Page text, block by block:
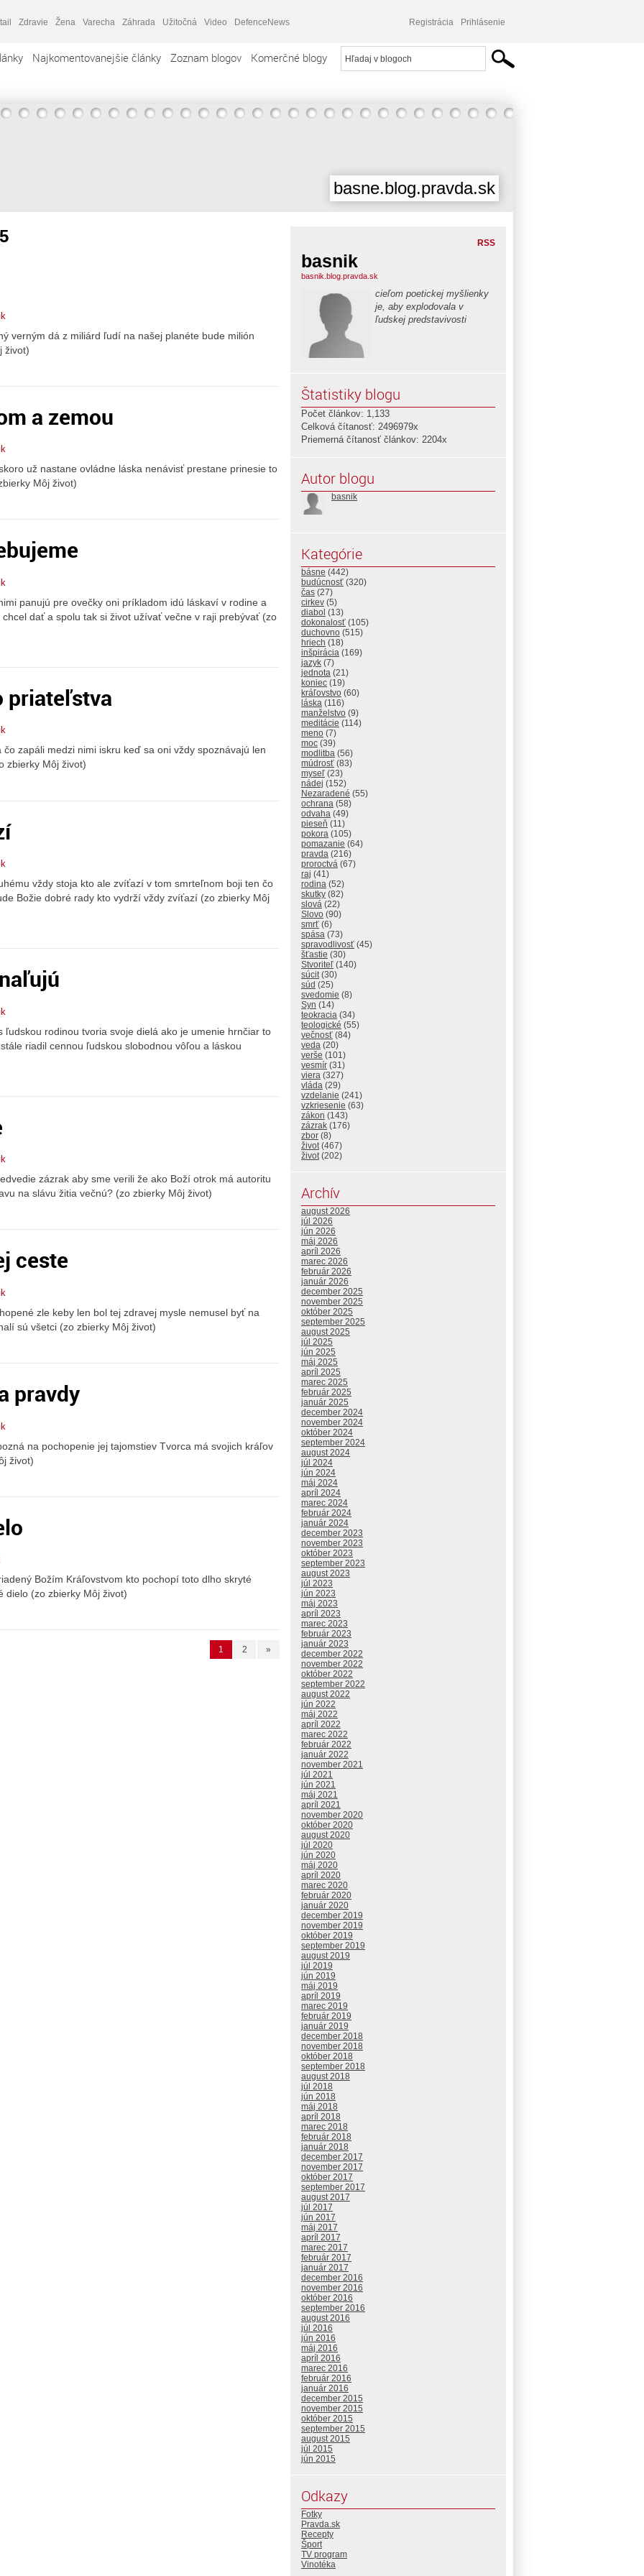
Zdravie Žena Varecha Záhrada Užitočná Video DefenceNews Registrácia Prihlásenie
Najkomentovanejšie články Zoznam blogov Komerčné blogy
basne.blog.pravda.sk
verným dá z miliárd ľudí na našej planéte bude milión
život)
a zemou
už nastane ovládne láska nenávisť prestane prinesie to
Môj život)
panujú pre ovečky oni príkladom idú láskaví v rodine a
dať a spolu tak si život užívať večne v raji prebývať (zo
priateľstva
zapáli medzi nimi iskru keď sa oni vždy spoznávajú len
zbierky Môj život)
vždy stoja kto ale zvíťazí v tom smrteľnom boji ten čo
Božie dobré rady kto vydrží vždy zvíťazí (zo zbierky Môj
rodinou tvoria svoje dielá ako je umenie hrnčiar to
riadil cennou ľudskou slobodnou vôľou a láskou
zázrak aby sme verili že ako Boží otrok má autoritu
na slávu žitia večnú? (zo zbierky Môj život)
ceste
zle keby len bol tej zdravej mysle nemusel byť na
sú všetci (zo zbierky Môj život)
pravdy
na pochopenie jej tajomstiev Tvorca má svojich kráľov
život)
Božím Kráľovstvom kto pochopí toto dlho skryté
dielo (zo zbierky Môj život)
1 2 »
RSS
basnik
basnik.blog.pravda.sk
cieľom poetickej myšlienky
je, aby explodovala v
ľudskej predstavivosti
Štatistiky blogu
Počet článkov: 1,133
Celková čítanosť: 2496979x
Priemerná čítanosť článkov: 2204x
Autor blogu
basnik
Kategórie
básne (442)
budúcnosť (320)
čas (27)
cirkev (5)
diabol (13)
dokonalosť (105)
duchovno (515)
hriech (18)
inšpirácia (169)
jazyk (7)
jednota (21)
koniec (19)
kráľovstvo (60)
láska (116)
manželstvo (9)
meditácie (114)
meno (7)
moc (39)
modlitba (56)
múdrosť (83)
myseľ (23)
nádej (152)
Nezaradené (55)
ochrana (58)
odvaha (49)
pieseň (11)
pokora (105)
pomazanie (64)
pravda (216)
proroctvá (67)
raj (41)
rodina (52)
skutky (82)
slová (22)
Slovo (90)
smrť (6)
spása (73)
spravodlivosť (45)
šťastie (30)
Stvoriteľ (140)
súcit(30)
súd (25)
svedomie (8)
Syn (14)
teokracia (34)
teologické (55)
večnosť (84)
veda (20)
verše (101)
vesmír (31)
viera (327)
vláda (29)
vzdelanie (241)
vzkriesenie (63)
zákon (143)
zázrak (176)
zbor (8)
život(467)
život(202)
Archív
august 2026
júl 2026
jún 2026
máj 2026
apríl 2026
marec 2026
február 2026
január 2026
december 2025
november 2025
október 2025
september 2025
august 2025
júl 2025
jún 2025
máj 2025
apríl 2025
marec 2025
február 2025
január 2025
december 2024
november 2024
október 2024
september 2024
august 2024
júl 2024
jún 2024
máj 2024
apríl 2024
marec 2024
február 2024
január 2024
december 2023
november 2023
október 2023
september 2023
august 2023
júl 2023
jún 2023
máj 2023
apríl 2023
marec 2023
február 2023
január 2023
december 2022
november 2022
október 2022
september 2022
august 2022
jún 2022
máj 2022
apríl 2022
marec 2022
február 2022
január 2022
november 2021
júl 2021
jún 2021
máj 2021
apríl 2021
november 2020
október 2020
august 2020
júl 2020
jún 2020
máj 2020
apríl 2020
marec 2020
február 2020
január 2020
december 2019
november 2019
október 2019
september 2019
august 2019
júl 2019
jún 2019
máj 2019
apríl 2019
marec 2019
február 2019
január 2019
december 2018
november 2018
október 2018
september 2018
august 2018
júl 2018
jún 2018
máj 2018
apríl 2018
marec 2018
február 2018
január 2018
december 2017
november 2017
október 2017
september 2017
august 2017
júl 2017
jún 2017
máj 2017
apríl 2017
marec 2017
február 2017
január 2017
december 2016
november 2016
október 2016
september 2016
august 2016
júl 2016
jún 2016
máj 2016
apríl 2016
marec 2016
február 2016
január 2016
december 2015
november 2015
október 2015
september 2015
august 2015
júl 2015
jún 2015
Odkazy
Fotky
Pravda.sk
Recepty
Šport
TV program
Vinotéka